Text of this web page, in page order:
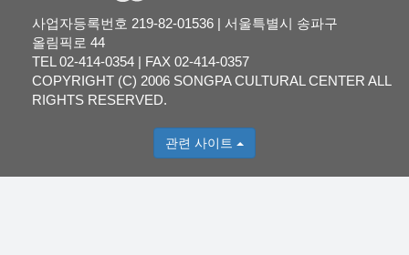
사업자등록번호 219-82-01536 | 서울특별시 송파구
올림픽로 44
TEL 02-414-0354 | FAX 02-414-0357
COPYRIGHT (C) 2006 SONGPA CULTURAL CENTER ALL
RIGHTS RESERVED.
관련 사이트